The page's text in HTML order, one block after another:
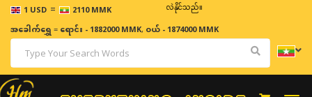
1 USD = 2110 MMK
ဈေးနှုန်းများသည် အချိန်နှင့် အမျှပြောင်းလဲနိုင်သည်။
အခေါက်ရွှေ=ရောင်း - 1882000 MMK, ဝယ် - 1874000 MMK